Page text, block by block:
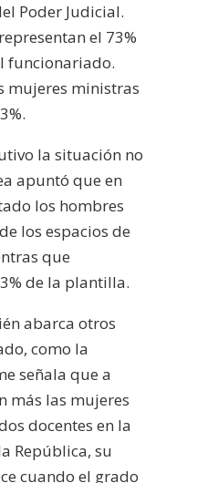
Poder Judicial.
el 73%
funcionariado.
mujeres ministras
la situación no
apuntó que en
los hombres
los espacios de
que
de la plantilla.
abarca otros
como la
señala que a
más las mujeres
docentes en la
República, su
cuando el grado